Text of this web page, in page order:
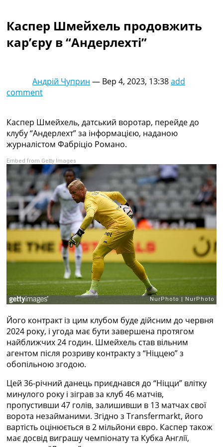
Чемпіонат Світу
Україна. Прем’єр-Ліга
Україна. Перша Ліга
Іспанія. Ла Ліга
Чемпіонат Світу. Турнирні таблиці
Таблиця УПЛ
Перша Ліга
Таблиця АПЛ
Таблиця Ла Ліги
Таблиця Ліги Чемпіонів
Всі таблиці >>>
Рейтинги
Рейтинг країн УЄФА
Рейтинг клубів УЄФА
Рейтинг ФІФА
Телепрограма
RU
Categories
Новини футболу
Відео
Новини футболу України
Футбольні трансфери
Останні коментарі
Конкурс прогнозів
Логін
Рейтінги
Правила
Колективний прогноз
Турніри
Чемпіонат Світу
Каспер Шмейхель продовжить
кар’єру в “Андерлехті”
Андрій Чуприн — Вер 4, 2023, 13:38add
comment
Каспер Шмейхель, датський воротар, перейде до
клубу “Андерлехт” за інформацією, наданою
журналістом Фабріціо Романо.
Embed from Getty Images
Його контракт із цим клубом буде дійсним до червня
2024 року, і угода має бути завершена протягом
найближчих 24 годин. Шмейхель став вільним
агентом після розриву контракту з “Ніццею” з
обопільною згодою.
Цей 36-річний данець приєднався до “Ніцци” влітку
минулого року і зіграв за клуб 46 матчів,
пропустивши 47 голів, залишивши в 13 матчах свої
ворота незайманими. Згідно з Transfermarkt, його
вартість оцінюється в 2 мільйони євро. Каспер також
має досвід виграшу чемпіонату та Кубка Англії,